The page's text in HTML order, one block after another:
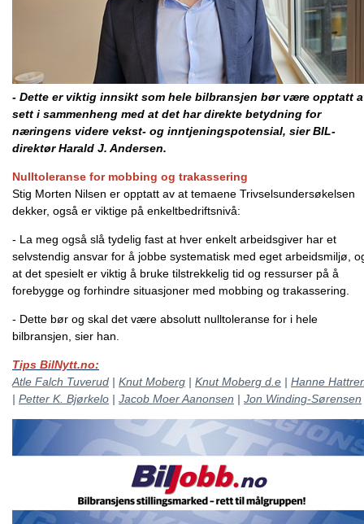
- Dette er viktig innsikt som hele bilbransjen bør være opptatt
sett i sammenheng med at det har direkte betydning for
næringens videre vekst- og inntjeningspotensial, sier BIL-
direktør Harald J. Andersen.
Nulltoleranse for mobbing og trakassering
Stig Morten Nilsen er opptatt av at temaene Trivselsundersøkelsen
dekker, også er viktige på enkeltbedriftsnivå:
- La meg også slå tydelig fast at hver enkelt arbeidsgiver har et
selvstendig ansvar for å jobbe systematisk med eget arbeidsmiljø,
at det spesielt er viktig å bruke tilstrekkelig tid og ressurser på å
forebygge og forhindre situasjoner med mobbing og trakassering.
- Dette bør og skal det være absolutt nulltoleranse for i hele
bilbransjen, sier han.
Tips BilNytt.no:
Atle Falch Tuverud | Knut Moberg | Knut Moberg d.e | Hanne
| Petter K. Bjørkelo | Jacob Moer Aanonsen | Jon Winding-Sørensen